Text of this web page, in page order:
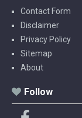
Contact Form
Disclaimer
Privacy Policy
Sitemap
About
Follow